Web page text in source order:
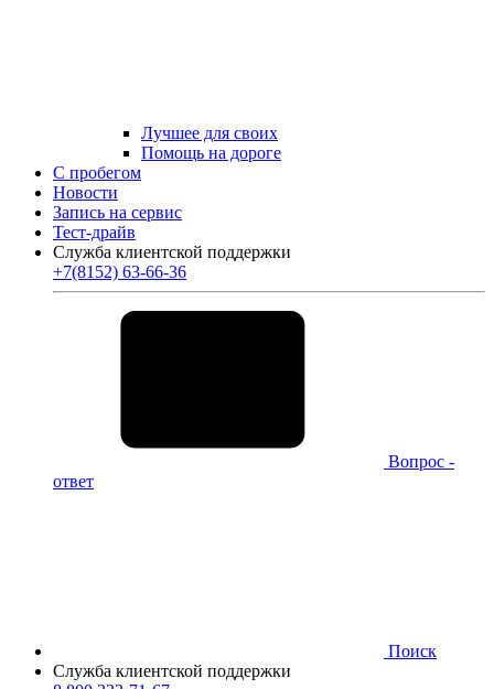
Лучшее для своих
Помощь на дороге
С пробегом
Новости
Запись на сервис
Тест-драйв
Служба клиентской поддержки
+7(8152) 63-66-36
Вопрос -
ответ
Поиск
Служба клиентской поддержки